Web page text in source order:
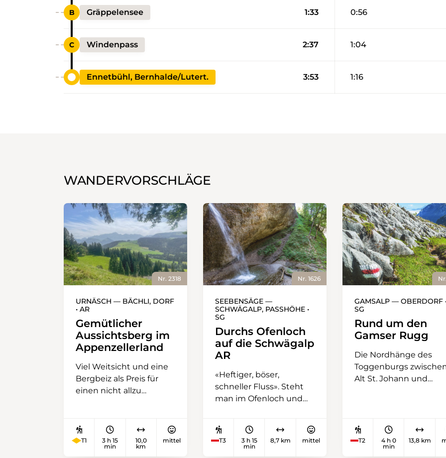
Gräppelensee 1:33 0:56
Windenpass 2:37 1:04
Ennetbühl, Bernhalde/Lutert. 3:53 1:16
WANDERVORSCHLÄGE
Nr. 2318
URNÄSCH — BÄCHLI, DORF
• AR
Gemütlicher
Aussichtsberg im
Appenzellerland
Viel Weitsicht und eine
Bergbeiz als Preis für
einen nicht allzu
Wanderung geht diese
Rechnung auf. Von den
mit traditionellen
T1
3 h 15
min
10,0
km
mittel
Nr. 1626
SEEBENSÄGE —
SCHWÄGALP, PASSHÖHE •
SG
Durchs Ofenloch
auf die Schwägalp
AR
«Heftiger, böser,
schneller Fluss». Steht
man im Ofenloch und
des Necker, kann man
sich die Bedeutung
T3
3 h 15
min
8,7 km mittel
GAMSALP — OBERDORF
SG
Rund um den
Gamser Rugg
Die Nordhänge des
Toggenburgs
Alt St. Johann und
Bergrestaurants
ausgerüstet und nicht
zuletzt deshalb ein
T2
4 h 0
min
13,8 km